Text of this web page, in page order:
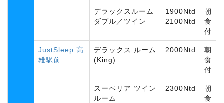
デラックスルーム
ダブル／ツイン
1900Ntd
2100Ntd
朝
食
付
JustSleep 高
雄駅前
デラックス ルーム
(King)
2000Ntd
朝
食
付
スーペリア ツイン
ルーム
2300Ntd
朝
食